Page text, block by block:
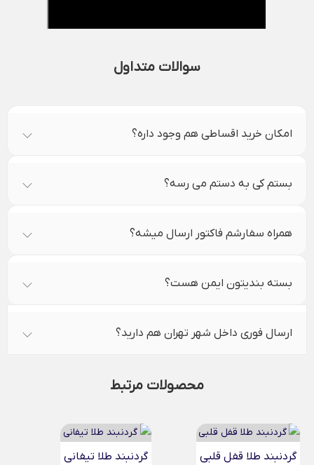
سوالات متداول
امکان خرید اقساطی هم وجود داره؟
بستم کی به دستم می رسه؟
همراه سفارشم فاکتور ارسال میشه؟
بسته بندیتون ایمن هست؟
ارسال فوری داخل شهر تهران هم دارید؟
محصولات مرتبط
گردنبند طلا قفل قلبی گردنبند طلا تیفانی